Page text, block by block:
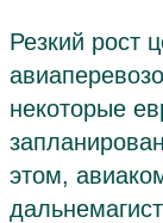
Резкий рост
некоторые
этом,